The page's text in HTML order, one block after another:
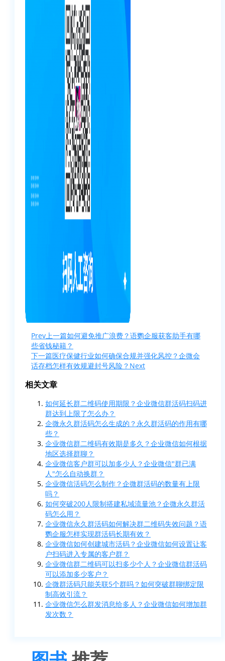
Prev上一篇如何避免推广浪费？语鹦企服获客助手有哪
些省钱秘籍？
下一篇医疗保健行业如何确保合规并强化风控？企微会
话存档怎样有效规避封号风险？ Next
相关文章
如何延长群二维码使用期限？企业微信群活码扫码进
群达到上限了怎么办？
企微永久群活码怎么生成的？永久群活码的作用有哪
些？
企业微信群二维码有效期是多久？企业微信如何根据
地区选择群聊？
企业微信客户群可以加多少人？企业微信"群已满
人"怎么自动换群？
企业微信活码怎么制作？企微群活码的数量有上限
吗？
如何突破200人限制搭建私域流量池？企微永久群活
码怎么用？
企业微信永久群活码如何解决群二维码失效问题？语
鹦企服怎样实现群活码长期有效？
企业微信如何创建城市活码？企业微信如何设置让客
户扫码进入专属的客户群？
企业微信群二维码可以扫多少个人？企业微信群活码
可以添加多少客户？
企微群活码只能关联5个群吗？如何突破群聊绑定限
制高效引流？
企业微信怎么群发消息给多人？企业微信如何增加群
发次数？